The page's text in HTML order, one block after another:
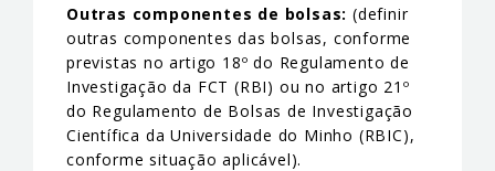
Outras componentes de bolsas: (definir
outras componentes das bolsas, conforme
previstas no artigo 18º do Regulamento de
Investigação da FCT (RBI) ou no artigo 21º
do Regulamento de Bolsas de Investigação
Científica da Universidade do Minho (RBIC),
conforme situação aplicável).